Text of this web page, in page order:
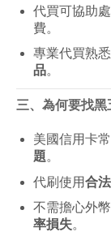
代買可協助
費。
專業代買熟
品。
三、為何要找黑
美國信用卡
題。
代刷使用合
不需擔心外
率損失。